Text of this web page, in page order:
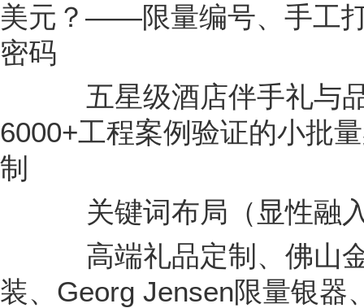
美元？——限量编号、手工
密码
五星级酒店伴手礼与品
6000+工程案例验证的小批
制
关键词布局（显性融
高端礼品定制、佛山金
装、Georg Jensen限量银器